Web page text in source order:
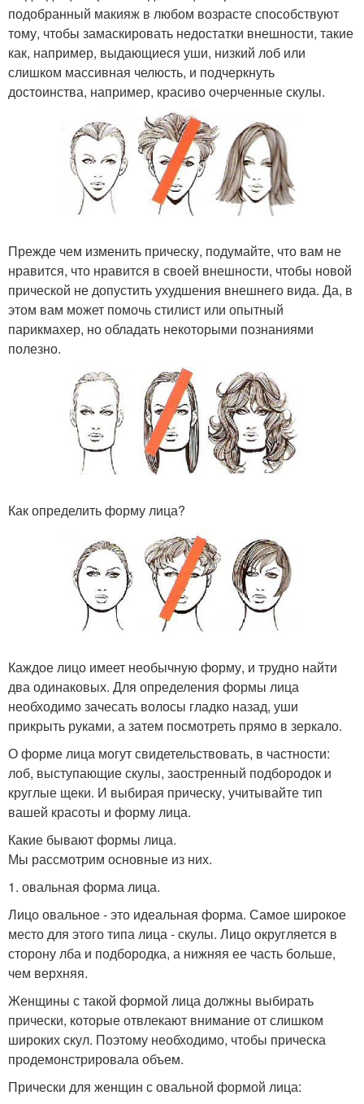
подобранный макияж в любом возрасте способствуют
тому, чтобы замаскировать недостатки внешности, такие
как, например, выдающиеся уши, низкий лоб или
слишком массивная челюсть, и подчеркнуть
достоинства, например, красиво очерченные скулы.
Прежде чем изменить прическу, подумайте, что вам не
нравится, что нравится в своей внешности, чтобы новой
прической не допустить ухудшения внешнего вида. Да, в
этом вам может помочь стилист или опытный
парикмахер, но обладать некоторыми познаниями
полезно.
Как определить форму лица?
Каждое лицо имеет необычную форму, и трудно найти
два одинаковых. Для определения формы лица
необходимо зачесать волосы гладко назад, уши
прикрыть руками, а затем посмотреть прямо в зеркало.
О форме лица могут свидетельствовать, в частности:
лоб, выступающие скулы, заостренный подбородок и
круглые щеки. И выбирая прическу, учитывайте тип
вашей красоты и форму лица.
Какие бывают формы лица.
Мы рассмотрим основные из них.
1. овальная форма лица.
Лицо овальное - это идеальная форма. Самое широкое
место для этого типа лица - скулы. Лицо округляется в
сторону лба и подбородка, а нижняя ее часть больше,
чем верхняя.
Женщины с такой формой лица должны выбирать
прически, которые отвлекают внимание от слишком
широких скул. Поэтому необходимо, чтобы прическа
продемонстрировала объем.
Прически для женщин с овальной формой лица: